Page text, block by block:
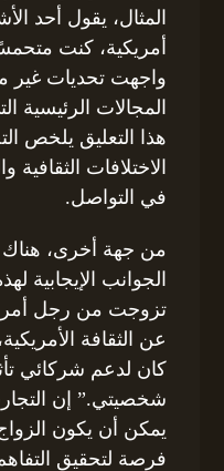
المثال، يقول أحد
أمريكية، كنت
واجهت تحديات غير
المجالات الرئيسية
هذا التعليق يلخص
الاختلافات
في التواصل.
من جهة أخرى،
الجوانب الإيجابية
تزوجت من رجل
عن الثقافة
كان لدعم شركائي
شخصيتي.” إن
يمكن أن يكون
فرصة لتحقيق